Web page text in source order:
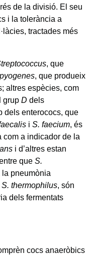
de la divisió. El seu
i la tolerància a
tractades més
, que
pyogenes, que produeix
altres espècies, com
grup D dels
dels enterococs, que
i S. faecium, és
com a indicador de la
i d’altres estan
que S.
la pneumònia
S. thermophilus, són
dels fermentats
cocs anaeròbics